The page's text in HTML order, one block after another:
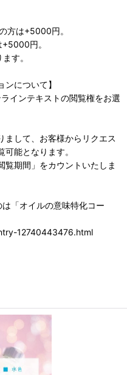
方は+5000円。
円。
す。
ンについて】
インテキストの閲覧権をお選
まして、お客様からリクエス
能となります。
覧期間」をカウントいたしま
「オイルの意味特化コー
12740443476.html